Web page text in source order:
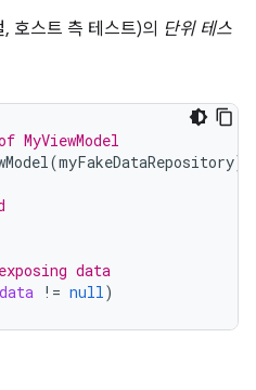
호스트 측 테스트)의 단위 테스
(myFakeDataRepository)
data
data != null )